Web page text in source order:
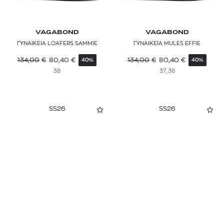
VAGABOND
ΓΥΝΑΙΚΕΙΑ LOAFERS SAMMIE
134,00 € 80,40 € 40%
38
VAGABOND
ΓΥΝΑΙΚΕΙΑ MULES EFFIE
134,00 € 80,40 € 40%
37, 38
SS26 SS26